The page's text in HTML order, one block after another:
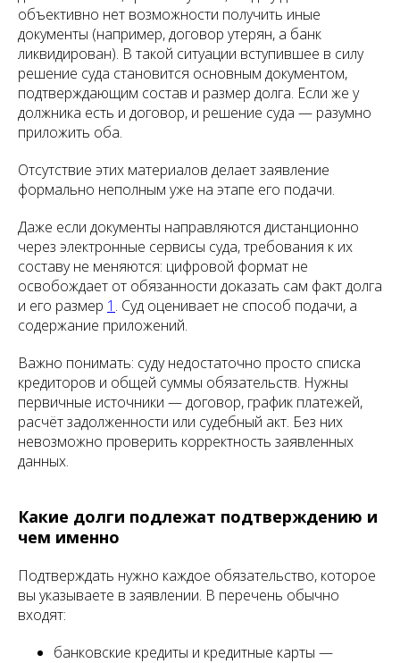
объективно нет возможности получить иные
документы (например, договор утерян, а банк
ликвидирован). В такой ситуации вступившее в силу
решение суда становится основным документом,
подтверждающим состав и размер долга. Если же у
должника есть и договор, и решение суда — разумно
приложить оба.
Отсутствие этих материалов делает заявление
формально неполным уже на этапе его подачи.
Даже если документы направляются дистанционно
через электронные сервисы суда, требования к их
составу не меняются: цифровой формат не
освобождает от обязанности доказать сам факт долга
и его размер 1 . Суд оценивает не способ подачи, а
содержание приложений.
Важно понимать: суду недостаточно просто списка
кредиторов и общей суммы обязательств. Нужны
первичные источники — договор, график платежей,
расчёт задолженности или судебный акт. Без них
невозможно проверить корректность заявленных
данных.
Какие долги подлежат подтверждению и
чем именно
Подтверждать нужно каждое обязательство, которое
вы указываете в заявлении. В перечень обычно
входят:
банковские кредиты и кредитные карты —